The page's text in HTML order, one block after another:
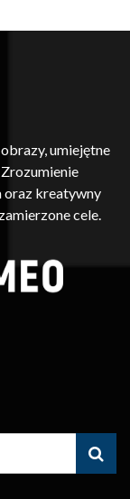
umiejętne
oraz kreatywny
cele.